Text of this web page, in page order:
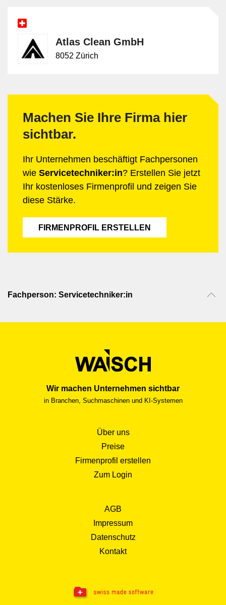
Atlas Clean GmbH
8052 Zürich
Machen Sie Ihre Firma hier
sichtbar.
Ihr Unternehmen beschäftigt Fachpersonen
wie Servicetechniker:in? Erstellen Sie jetzt
Ihr kostenloses Firmenprofil und zeigen Sie
diese Stärke.
FIRMENPROFIL ERSTELLEN
Fachperson: Servicetechniker:in
Wir machen Unternehmen sichtbar
in Branchen, Suchmaschinen und KI-Systemen
Über uns
Preise
Firmenprofil erstellen
Zum Login
AGB
Impressum
Datenschutz
Kontakt